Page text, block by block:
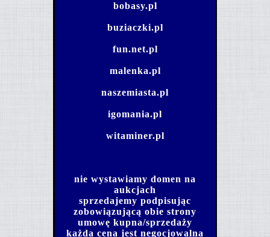
bobasy.pl
buziaczki.pl
fun.net.pl
malenka.pl
naszemiasta.pl
igomania.pl
witaminer.pl
nie wystawiamy domen na
aukcjach
sprzedajemy podpisując
zobowiązującą obie strony
umowę kupna/sprzedaży
każda cena jest negocjowalna